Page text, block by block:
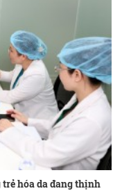
hóa da đang thịnh